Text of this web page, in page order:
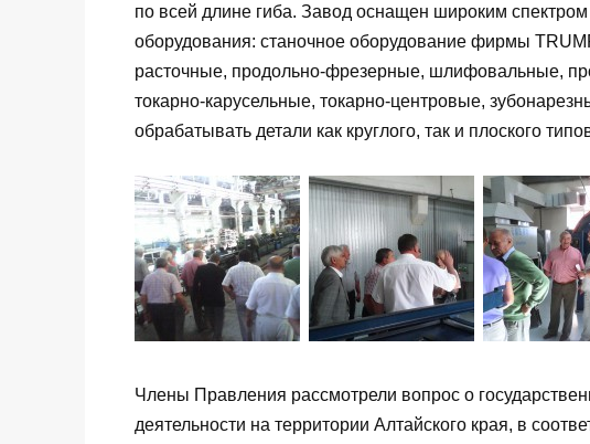
по всей длине гиба. Завод оснащен широким спектром
оборудования: станочное оборудование фирмы
расточные, продольно-фрезерные, шлифовальные,
токарно-карусельные, токарно-центровые,
обрабатывать детали как круглого, так и плоского
Члены Правления рассмотрели вопрос о
деятельности на территории Алтайского края, в